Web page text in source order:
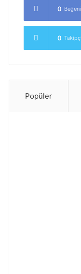
0
0
Popüler